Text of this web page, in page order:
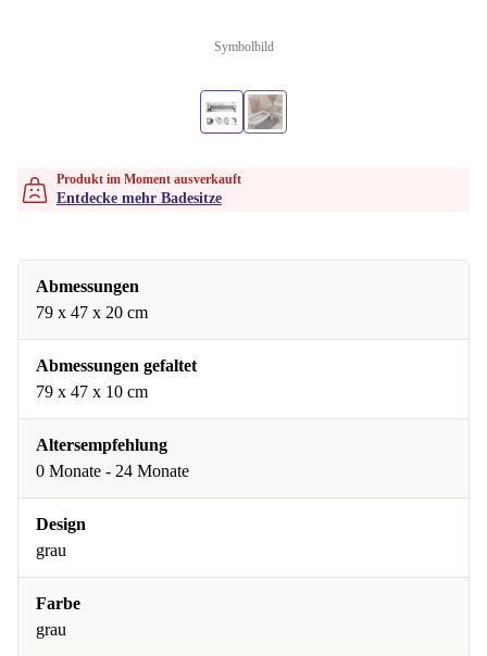
Symbolbild
Produkt im Moment ausverkauft
Entdecke mehr Badesitze
Abmessungen
79 x 47 x 20 cm
Abmessungen gefaltet
79 x 47 x 10 cm
Altersempfehlung
0 Monate - 24 Monate
Design
grau
Farbe
grau